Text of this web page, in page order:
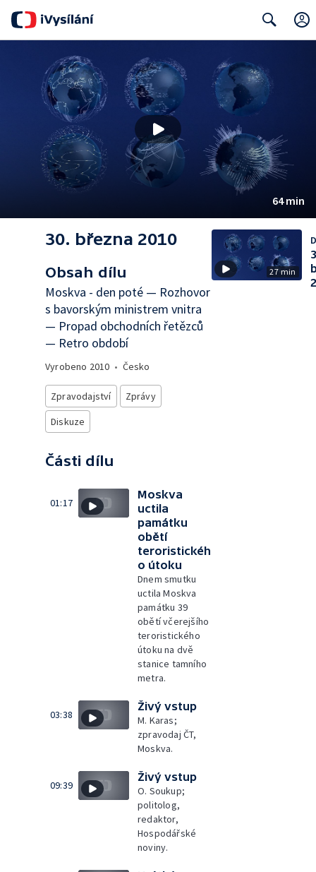
64 min
30. března 2010
Obsah dílu
Moskva - den poté — Rozhovor
s bavorským ministrem vnitra
— Propad obchodních řetězců
— Retro období
Vyrobeno 2010 • Česko
Zpravodajství
Zprávy
Diskuze
Části dílu
01:17
Moskva
uctila
památku
obětí
teroristickéh
o útoku
Dnem smutku
uctila Moskva
památku 39
obětí včerejšího
teroristického
útoku na dvě
stanice tamního
metra.
03:38
Živý vstup
M. Karas;
zpravodaj ČT,
Moskva.
09:39
Živý vstup
O. Soukup;
politolog,
redaktor,
Hospodářské
noviny.
27 min